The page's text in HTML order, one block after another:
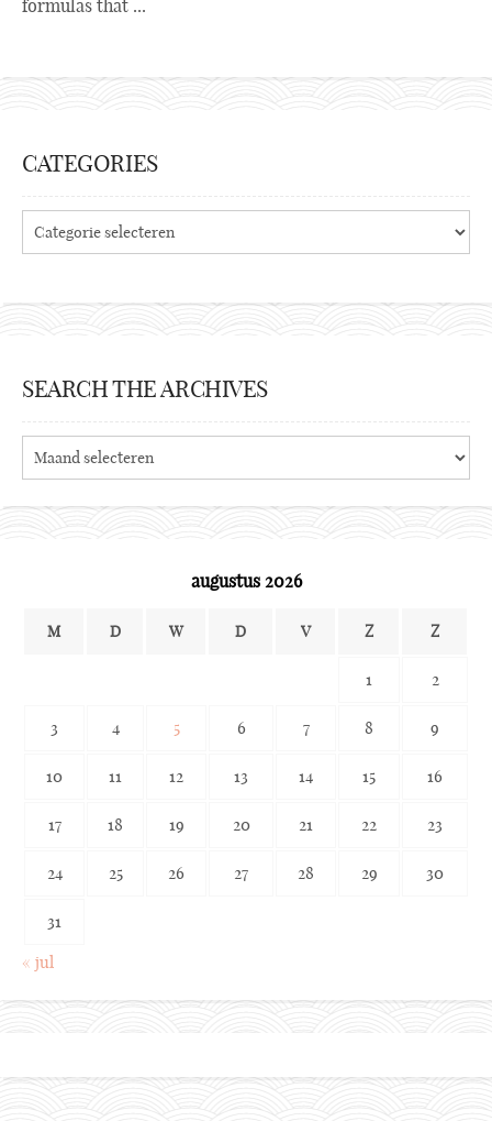
formulas that ...
CATEGORIES
SEARCH THE ARCHIVES
the
augustus 2026
M D W D V Z Z
1 2
3 4 5 6 7 8 9
10 11 12 13 14 15 16
17 18 19 20 21 22 23
24 25 26 27 28 29 30
31
« jul